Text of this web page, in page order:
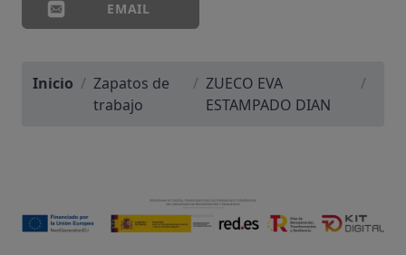
EMAIL
Inicio / Zapatos de
trabajo
/ ZUECO EVA
ESTAMPADO DIAN
/